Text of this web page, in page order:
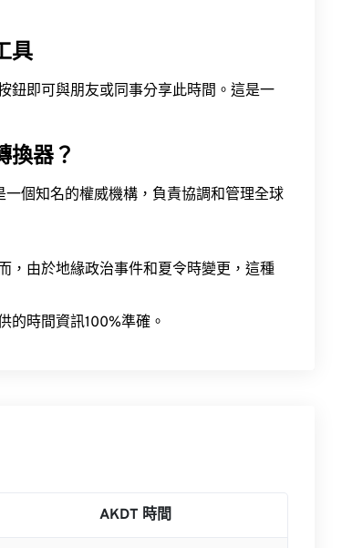
具
鈕即可與朋友或同事分享此時間。這是一
換器？
個知名的權威機構，負責協調和管理全球
，由於地緣政治事件和夏令時變更，這種
的時間資訊100%準確。
AKDT 時間